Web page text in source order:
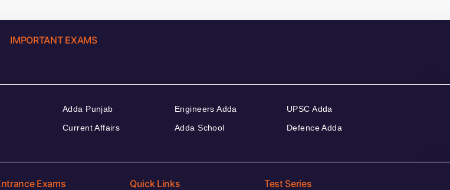
IMPORTANT EXAMS
Adda Punjab
Current Affairs
Engineers Adda
Adda School
UPSC Adda
Defence Adda
Exams Quick Links Test Series